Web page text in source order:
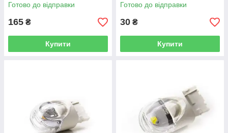
Готово до відправки
165 ₴
Купити
Готово до відправки
30 ₴
Купити